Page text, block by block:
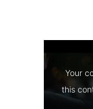
Your
this